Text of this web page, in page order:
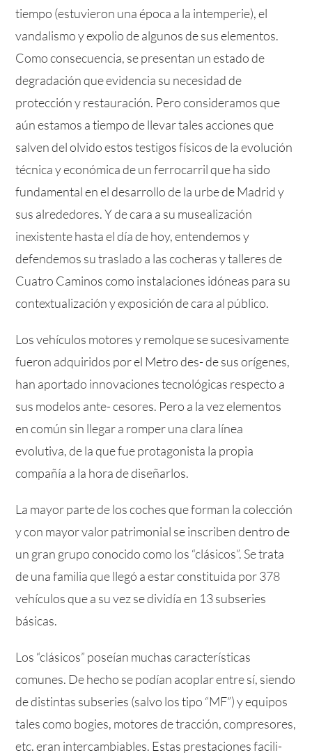
tiempo (estuvieron una época a la intemperie), el
vandalismo y expolio de algunos de sus elementos.
Como consecuencia, se presentan un estado de
degradación que evidencia su necesidad de
protección y restauración. Pero consideramos que
aún estamos a tiempo de llevar tales acciones que
salven del olvido estos testigos físicos de la evolución
técnica y económica de un ferrocarril que ha sido
fundamental en el desarrollo de la urbe de Madrid y
sus alrededores. Y de cara a su musealización
inexistente hasta el día de hoy, entendemos y
defendemos su traslado a las cocheras y talleres de
Cuatro Caminos como instalaciones idóneas para su
contextualización y exposición de cara al público.
Los vehículos motores y remolque se sucesivamente
fueron adquiridos por el Metro des- de sus orígenes,
han aportado innovaciones tecnológicas respecto a
sus modelos ante- cesores. Pero a la vez elementos
en común sin llegar a romper una clara línea
evolutiva, de la que fue protagonista la propia
compañía a la hora de diseñarlos.
La mayor parte de los coches que forman la colección
y con mayor valor patrimonial se inscriben dentro de
un gran grupo conocido como los “clásicos”. Se trata
de una familia que llegó a estar constituida por 378
vehículos que a su vez se dividía en 13 subseries
básicas.
Los “clásicos” poseían muchas características
comunes. De hecho se podían acoplar entre sí, siendo
de distintas subseries (salvo los tipo “MF”) y equipos
tales como bogies, motores de tracción, compresores,
etc. eran intercambiables. Estas prestaciones facili-